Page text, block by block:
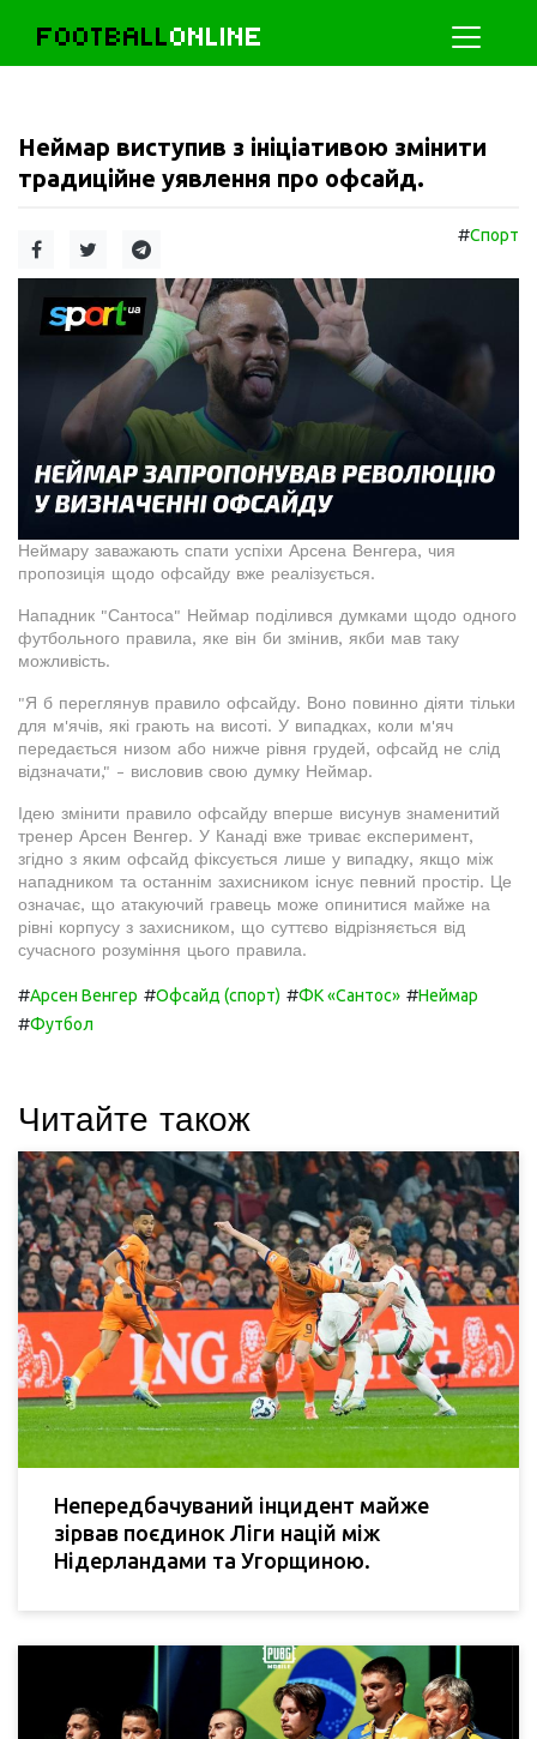
FOOTBALLONLINE
Неймар виступив з ініціативою змінити
традиційне уявлення про офсайд.
#Спорт
Неймару заважають спати успіхи Арсена Венгера, чия
пропозиція щодо офсайду вже реалізується.
Нападник "Сантоса" Неймар поділився думками щодо одного
футбольного правила, яке він би змінив, якби мав таку
можливість.
"Я б переглянув правило офсайду. Воно повинно діяти тільки
для м'ячів, які грають на висоті. У випадках, коли м'яч
передається низом або нижче рівня грудей, офсайд не слід
відзначати," - висловив свою думку Неймар.
Ідею змінити правило офсайду вперше висунув знаменитий
тренер Арсен Венгер. У Канаді вже триває експеримент,
згідно з яким офсайд фіксується лише у випадку, якщо між
нападником та останнім захисником існує певний простір. Це
означає, що атакуючий гравець може опинитися майже на
рівні корпусу з захисником, що суттєво відрізняється від
сучасного розуміння цього правила.
#Арсен Венгер #Офсайд (спорт) #ФК «Сантос» #Неймар
#Футбол
Читайте також
Непередбачуваний інцидент майже
зірвав поєдинок Ліги націй між
Нідерландами та Угорщиною.